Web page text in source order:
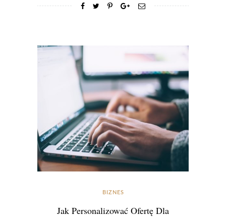
BIZNES
Jak Personalizować Ofertę Dla